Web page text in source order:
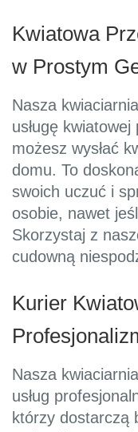
Kwiatowa
w Prostym
Nasza
usługę
możesz wysłać
domu. To
swoich uczuć i
osobie, nawet
Skorzystaj z
cudowną
Kurier
Nasza
usług
którzy dostarczą